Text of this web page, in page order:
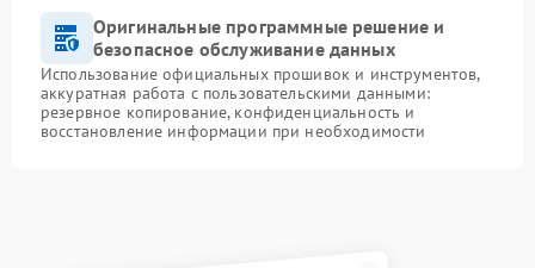
Оригинальные программные решение и
безопасное обслуживание данных
Использование официальных прошивок и инструментов,
аккуратная работа с пользовательскими данными:
резервное копирование, конфиденциальность и
восстановление информации при необходимости